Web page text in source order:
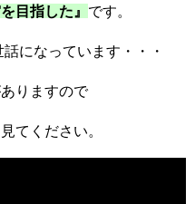
目指した』 です。
になっています・・・
りますので
てください。